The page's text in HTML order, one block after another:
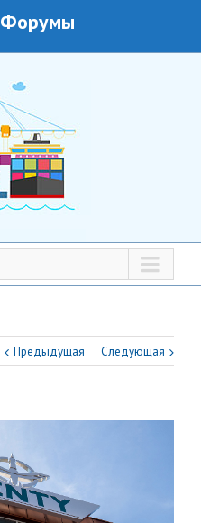
Форумы
Предыдущая Следующая